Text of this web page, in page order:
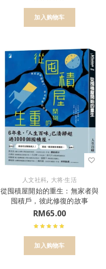
加入购物车
人文社科, 大将·生活
從囤積屋開始的重生：無家者與
囤積戶，彼此修復的故事
RM65.00
加入购物车